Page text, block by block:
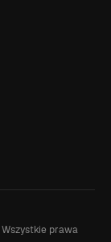
Wszystkie prawa